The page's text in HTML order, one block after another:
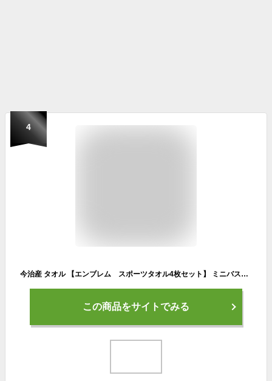
4
今治産 タオル 【エンブレム スポーツタオル4枚セット】 ミニバスタオル やわらか 耐久性 吸水性 速乾 内祝い 快気祝い 出産祝い 引っ越し祝い 贈答 結婚 速乾 エステ 洗面所 収納 すごい プレゼント ギフト まとめ買い
この商品をサイトでみる